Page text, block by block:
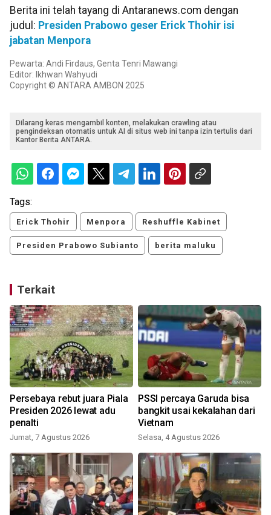
Berita ini telah tayang di Antaranews.com dengan
judul: Presiden Prabowo geser Erick Thohir isi
jabatan Menpora
Pewarta: Andi Firdaus, Genta Tenri Mawangi
Editor: Ikhwan Wahyudi
Copyright © ANTARA AMBON 2025
Dilarang keras mengambil konten, melakukan crawling atau
pengindeksan otomatis untuk AI di situs web ini tanpa izin tertulis dari
Kantor Berita ANTARA.
Tags:
Erick Thohir Menpora Reshuffle Kabinet
Presiden Prabowo Subianto berita maluku
Terkait
Persebaya rebut juara Piala
Presiden 2026 lewat adu
penalti
Jumat, 7 Agustus 2026
PSSI percaya Garuda bisa
bangkit usai kekalahan dari
Vietnam
Selasa, 4 Agustus 2026